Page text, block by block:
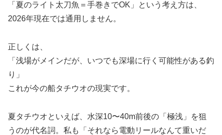
「夏のライト太刀魚＝手巻きでOK」という考え方は、
2026年現在では通用しません。
正しくは、
「浅場がメインだが、いつでも深場に行く可能性がある釣
り」
これが今の船タチウオの現実です。
夏タチウオといえば、水深10〜40m前後の「極浅」を狙
うのが代名詞。私も「それなら電動リールなんて重いだ